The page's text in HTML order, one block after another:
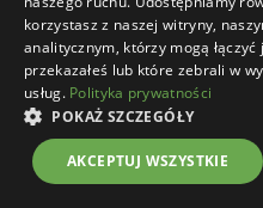
Cena z kodem FINAL20:207.20 zł
WOJAS / 29020-21
259.00 zł
korzystasz z naszej witryny,
analitycznym, którzy mogą
przekazałeś lub które zebrali w
usług. Polityka prywatności
POKAŻ SZCZEGÓŁY
AKCEPTUJ WSZYSTKIE